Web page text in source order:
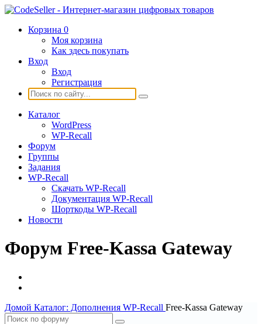
Корзина 0
Моя корзина
Как здесь покупать
Вход
Вход
Регистрация
Каталог
WordPress
WP-Recall
Форум
Группы
Задания
WP-Recall
Скачать WP-Recall
Документация WP-Recall
Шорткоды WP-Recall
Новости
Форум Free-Kassa Gateway
Домой Каталог: Дополнения WP-Recall Free-Kassa Gateway